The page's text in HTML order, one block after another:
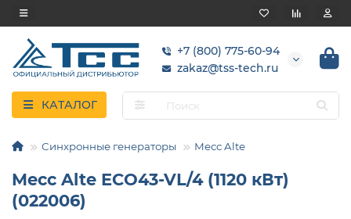
+7 (800) 775-60-94
zakaz@tss-tech.ru
КАТАЛОГ
Синхронные генераторы Mecc Alte
Mecc Alte ECO43-VL/4 (1120 кВт)
(022006)